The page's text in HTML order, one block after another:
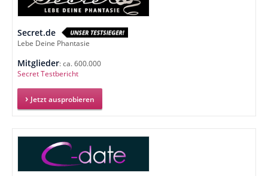
Secret.de
Lebe Deine Phantasie
Mitglieder: ca. 600.000
Secret Testbericht
Jetzt ausprobieren